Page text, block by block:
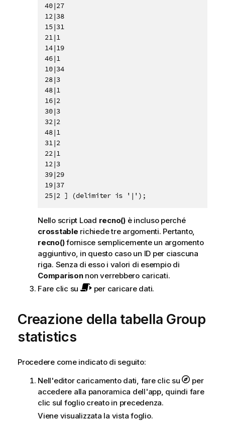
40|27
12|38
15|31
21|1
14|19
46|1
10|34
28|3
48|1
16|2
30|3
32|2
48|1
31|2
22|1
12|3
39|29
19|37
25|2 ] (delimiter is '|');
Nello script Load recno()è incluso perché
crosstable richiede tre argomenti. Pertanto,
recno()fornisce semplicemente un argomento
aggiuntivo, in questo caso un ID per ciascuna
riga. Senza di esso i valori di esempio di
Comparisonnon verrebbero caricati.
Fare clic su
per caricare dati.
Creazione della tabella Group
statistics
Procedere come indicato di seguito:
Nell'editor caricamento dati, fare clic su
per
accedere alla panoramica dell'app, quindi fare
clic sul foglio creato in precedenza.
Viene visualizzata la vista foglio.